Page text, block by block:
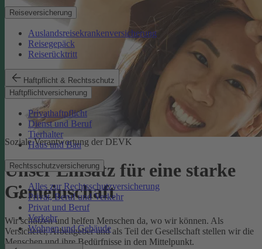
Reiseversicherung
Auslandsreisekrankenversicherung
Reisegepäck
Reiserücktritt
Haftpflicht & Rechtsschutz
Haftpflichtversicherung
Privathaftpflicht
Dienst und Beruf
Tierhalter
Haus und Bau
Rechtsschutzversicherung
Alles zur Rechtsschutzversicherung
Privat, Beruf und Verkehr
Privat und Beruf
Verkehr
Wohnen und Gebäude
Soziale Verantwortung der DEVK
Unser Einsatz für eine starke
Gemeinschaft
Wir schützen und helfen Menschen da, wo wir können. Als
Versicherer, Arbeitgeber und als Teil der Gesellschaft stellen wir die
Menschen und ihre Bedürfnisse in den Mittelpunkt.